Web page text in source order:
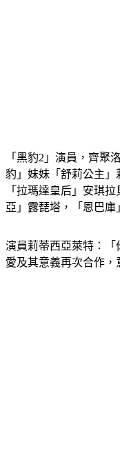
「黑豹2」演員，齊聚
豹」妹妹「舒莉公主」
「拉瑪達皇后」安琪
亞」露琵塔，「恩巴庫
演員莉蒂西亞萊特：「
愛及其意義再次合作，